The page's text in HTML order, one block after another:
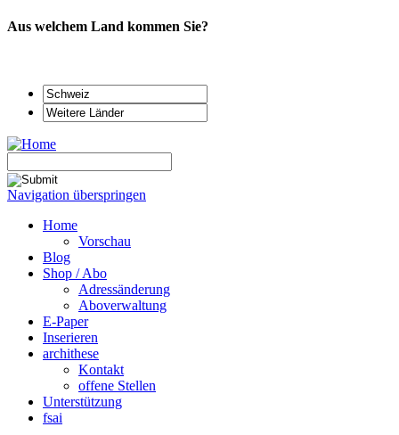
Aus welchem Land kommen Sie?
Navigation überspringen
Home
Vorschau
Blog
Shop / Abo
Adressänderung
Aboverwaltung
E-Paper
Inserieren
archithese
Kontakt
offene Stellen
Unterstützung
fsai